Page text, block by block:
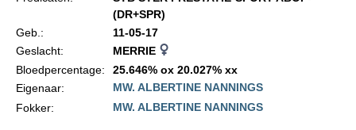
Paardenpaspoort aanvragen
Import registratie
Veulenregistratie
I&R Registratie
(DR+SPR)
Geb.:
11-05-17
Geslacht:
MERRIE
Bloedpercentage:
25.646% ox 20.027% xx
Eigenaar:
MW. ALBERTINE NANNINGS
Fokker:
MW. ALBERTINE NANNINGS